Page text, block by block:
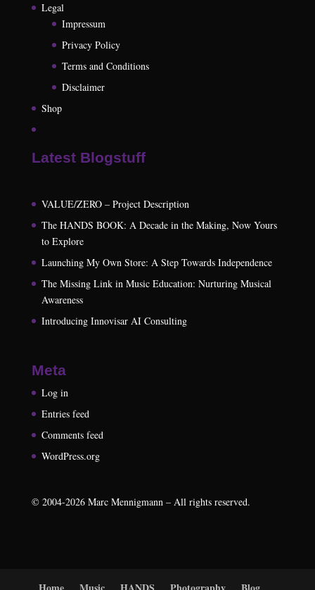
Legal
Impressum
Privacy Policy
Terms and Conditions
Disclaimer
Shop
Latest Blogstuff
VALUE/ZERO – Project Description
The HANDS BOOK: A Decade in the Making, Now Yours
to Explore
Launching My Own Store: A Step Towards Independence
The Missing Link in Music Education: Nurturing Musical
Awareness
Introducing Innovisar AI Consulting
Meta
Log in
Entries feed
Comments feed
WordPress.org
©2004-2026Marc Mennigmann – All rights reserved.